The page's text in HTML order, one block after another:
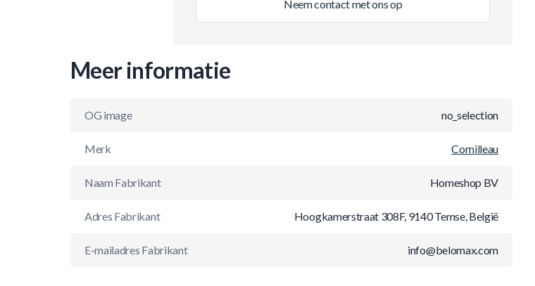
Neem contact met ons op
Meer informatie
OG image no_selection
Merk Cornilleau
Naam Fabrikant Homeshop BV
Adres Fabrikant Hoogkamerstraat 308F, 9140 Temse, België
E-mailadres Fabrikant info@belomax.com